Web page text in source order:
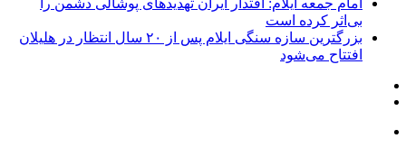
بی‌اثر کرده است
بزرگترین سازه سنگی ایلام پس از ۲۰ سال انتظار در هلیلان
افتتاح می‌شود